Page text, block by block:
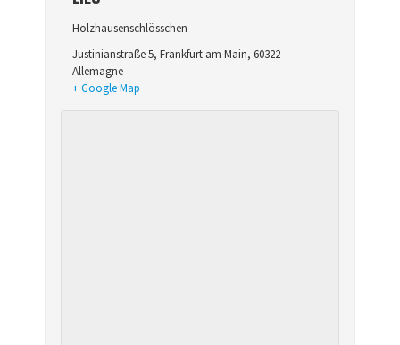
Holzhausenschlösschen
Justinianstraße 5, Frankfurt am Main, 60322
Allemagne
+ Google Map